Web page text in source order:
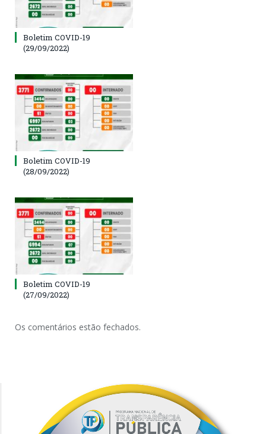
Boletim COVID-19
(29/09/2022)
Boletim COVID-19
(28/09/2022)
Boletim COVID-19
(27/09/2022)
Os comentários estão fechados.